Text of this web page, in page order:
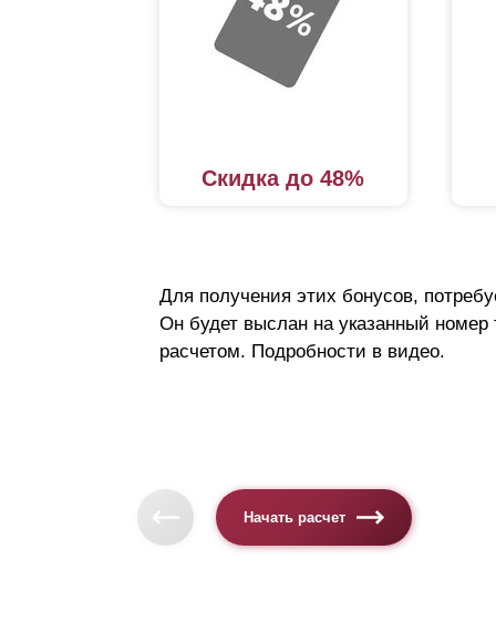
Скидка до 48%
Для получения этих бонусов,
Он будет выслан на указанный номер
расчетом. Подробности в видео.
Начать расчет